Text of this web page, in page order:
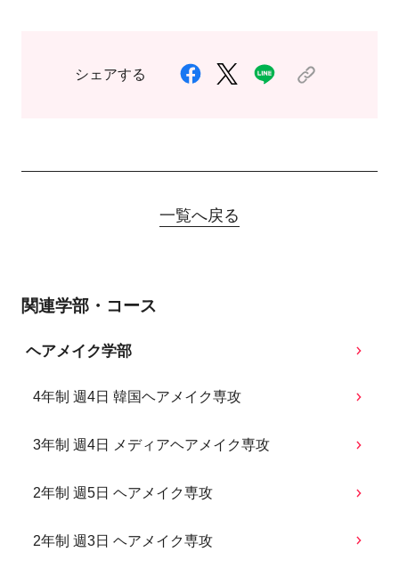
シェアする
一覧へ戻る
関連学部・コース
ヘアメイク学部
4年制 週4日 韓国ヘアメイク専攻
3年制 週4日 メディアヘアメイク専攻
2年制 週5日 ヘアメイク専攻
2年制 週3日 ヘアメイク専攻